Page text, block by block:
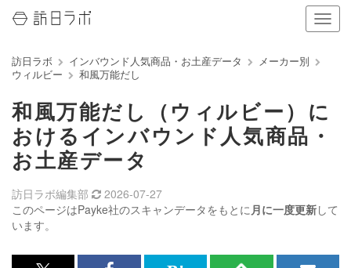
ナ
ビ
ン
の
り
る
訪日ラボ インバウンド人気商品・お土産データ
メーカー別
ウィルビー
和風万能だし
和風万能だし（ウィルビー）に
おけるインバウンド人気商品・
お土産データ
このページはPayke社のスキャンデータをもとに月に一度更新して
います。
訪日ラボ編集部 2026-07-27